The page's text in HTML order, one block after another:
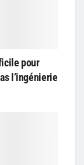
pour
l’ingénierie